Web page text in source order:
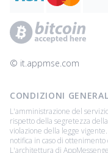
© ‌it.appmse.com
CONDIZIONI
L'amministrazione del
rispetto della segretezza
violazione della legge
notifica in caso di
L'architettura di